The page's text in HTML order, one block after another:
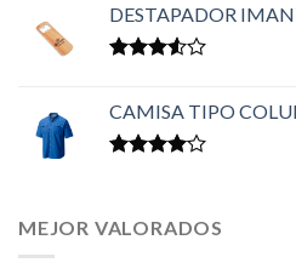
DESTAPADOR
de 5
CAMISA TIPO
MEJOR VALORADOS